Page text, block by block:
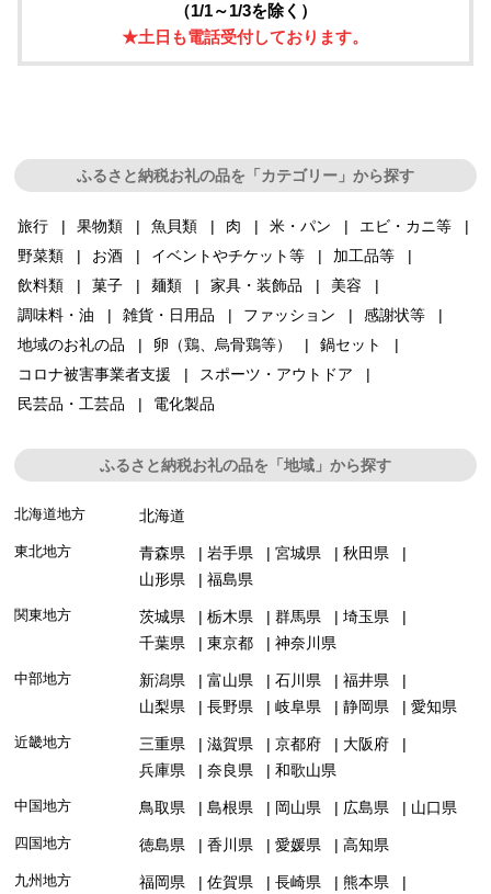
（1/1～1/3を除く）
★土日も電話受付しております。
ふるさと納税お礼の品を「カテゴリー」から探す
旅行 果物類 魚貝類 肉 米・パン
エビ・カニ等
野菜類
お酒 イベントやチケット等
加工品等
飲料類
菓子 麺類 家具・装飾品
美容
調味料・油
雑貨・日用品 ファッション
感謝状等
地域のお礼の品
卵（鶏、烏骨鶏等）
鍋セット
コロナ被害事業者支援
スポーツ・アウトドア
民芸品・工芸品
電化製品
ふるさと納税お礼の品を「地域」から探す
北海道地方 北海道
東北地方 青森県 岩手県 宮城県
秋田県
山形県
福島県
関東地方 茨城県 栃木県 群馬県
埼玉県
千葉県
東京都 神奈川県
中部地方 新潟県 富山県 石川県
福井県
山梨県
長野県 岐阜県 静岡県 愛知県
近畿地方 三重県 滋賀県 京都府
大阪府
兵庫県
奈良県 和歌山県
中国地方 鳥取県 島根県 岡山県 広島県 山口県
四国地方 徳島県 香川県 愛媛県 高知県
九州地方 福岡県 佐賀県 長崎県
熊本県